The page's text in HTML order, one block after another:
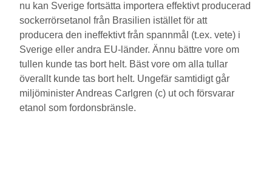
nu kan Sverige fortsätta importera effektivt producerad
sockerrörsetanol från Brasilien istället för att
producera den ineffektivt från spannmål (t.ex. vete) i
Sverige eller andra EU-länder. Ännu bättre vore om
tullen kunde tas bort helt. Bäst vore om alla tullar
överallt kunde tas bort helt. Ungefär samtidigt går
miljöminister Andreas Carlgren (c) ut och försvarar
etanol som fordonsbränsle.